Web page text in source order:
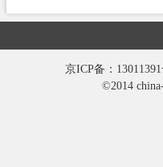
京ICP备：13011391
©2014